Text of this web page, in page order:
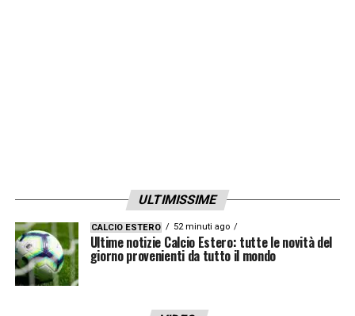
giocato un torneo da leader assoluto, culminato
inserimento perfetto concluso con la freddezza del
veterano. Durante tutta la competizione è stato il
metronomo della squadra, abbassandosi a
di palleggio e una visione di gioco di categoria
ULTIMISSIME
CALCIO ESTERO 52 minuti ago
Ultime notizie Calcio Estero: tutte le novità del
giorno provenienti da tutto il mondo